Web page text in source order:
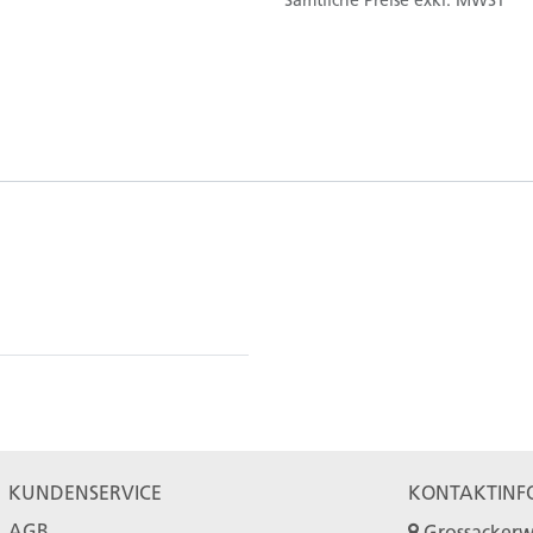
KUNDENSERVICE